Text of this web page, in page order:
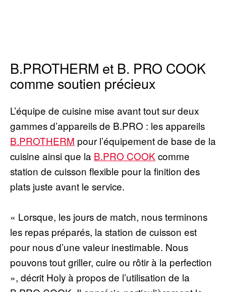
B.PROTHERM et B. PRO COOK
comme soutien précieux
L’équipe de cuisine mise avant tout sur deux
gammes d’appareils de B.PRO : les appareils
B.PROTHERM pour l’équipement de base de la
cuisine ainsi que la B.PRO COOK comme
station de cuisson flexible pour la finition des
plats juste avant le service.
« Lorsque, les jours de match, nous terminons
les repas préparés, la station de cuisson est
pour nous d’une valeur inestimable. Nous
pouvons tout griller, cuire ou rôtir à la perfection
», décrit Holy à propos de l’utilisation de la